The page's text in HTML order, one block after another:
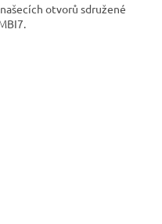
otvorů sdružené